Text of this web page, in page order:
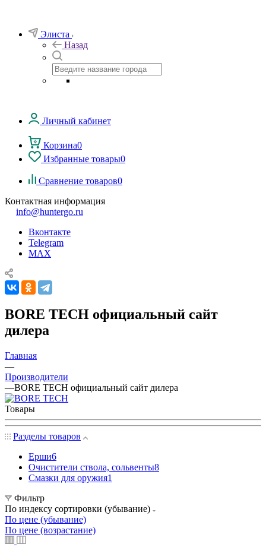
Элиста
Назад
Личный кабинет
Корзина0
Избранные товары0
Сравнение товаров0
Контактная информация
info@huntergo.ru
Вконтакте
Telegram
MAX
BORE TECH официальный сайт
дилера
Главная
—
Производители
—BORE TECH официальный сайт дилера
Товары
Разделы товаров
Ерши6
Очистители ствола, сольвенты8
Смазки для оружия1
Фильтр
По индексу сортировки (убывание)
По цене (убывание)
По цене (возрастание)